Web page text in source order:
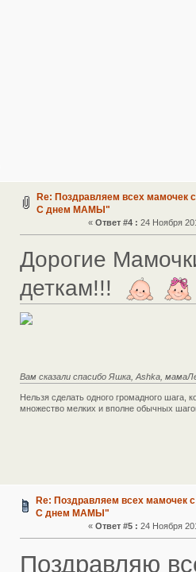
Re: Поздравляем всех мамочек
С днем МАМЫ"
« Ответ #4 : 24 Ноября
Дорогие
деткам!!!
Вам сказали спасибо Яшка, Ashka,
Нельзя сделать одного громадного шага,
множество мелких и вполне обычных
Re: Поздравляем всех мамочек
С днем МАМЫ"
« Ответ #5 : 24 Ноября
Поздравляю